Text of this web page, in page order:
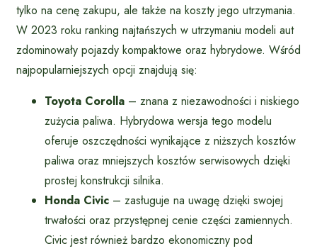
tylko na cenę zakupu, ale także na koszty jego utrzymania.
W 2023 roku ranking najtańszych w utrzymaniu modeli aut
zdominowały pojazdy kompaktowe oraz hybrydowe. Wśród
najpopularniejszych opcji znajdują się:
Toyota Corolla – znana z niezawodności i niskiego
zużycia paliwa. Hybrydowa wersja tego modelu
oferuje oszczędności wynikające z niższych kosztów
paliwa oraz mniejszych kosztów serwisowych dzięki
prostej konstrukcji silnika.
Honda Civic – zasługuje na uwagę dzięki swojej
trwałości oraz przystępnej cenie części zamiennych.
Civic jest również bardzo ekonomiczny pod